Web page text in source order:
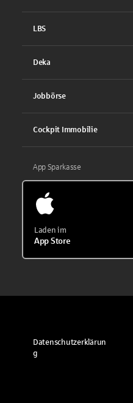
LBS
Deka
Jobbörse
Cockpit Immobilie
App Sparkasse
Laden im
App Store
Datenschutzerklärun
g